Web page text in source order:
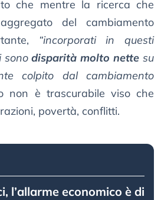
che mentre la ricerca che
del cambiamento
“incorporati in questi
sonodisparità molto nette su
colpito dal cambiamento
non è trascurabile viso che
povertà, conflitti.
l’allarme economico è di